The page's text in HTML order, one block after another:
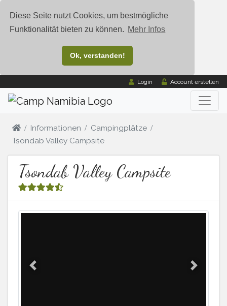
Diese Seite nutzt Cookies, um bestmögliche
Funktionalität bieten zu können. Mehr Infos
Ok, verstanden!
Login Account erstellen
Informationen
Campingplätze
Tsondab Valley Campsite
Tsondab Valley Campsite
Previous Next